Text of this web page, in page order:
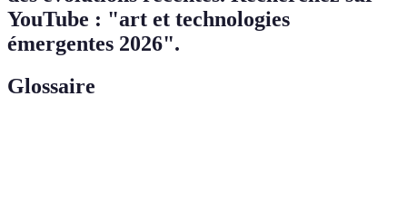
YouTube : "art et technologies
émergentes 2026".
Glossaire